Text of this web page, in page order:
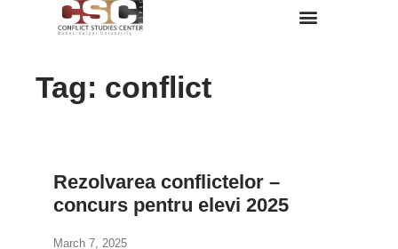
Tag: conflict
Rezolvarea conflictelor –
concurs pentru elevi 2025
March 7, 2025